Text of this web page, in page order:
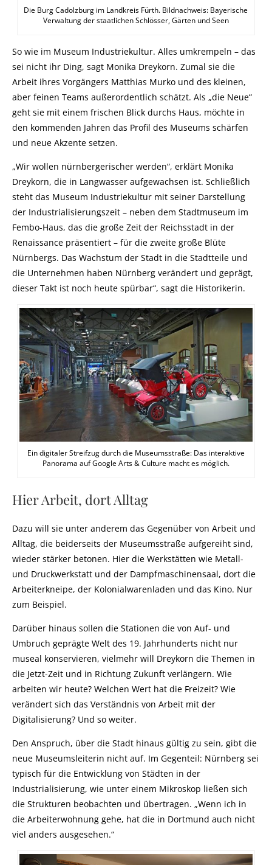
Die Burg Cadolzburg im Landkreis Fürth. Bildnachweis: Bayerische
Verwaltung der staatlichen Schlösser, Gärten und Seen
So wie im Museum Industriekultur. Alles umkrempeln – das
sei nicht ihr Ding, sagt Monika Dreykorn. Zumal sie die
Arbeit ihres Vorgängers Matthias Murko und des kleinen,
aber feinen Teams außerordentlich schätzt. Als „die Neue“
geht sie mit einem frischen Blick durchs Haus, möchte in
den kommenden Jahren das Profil des Museums schärfen
und neue Akzente setzen.
„Wir wollen nürnbergerischer werden“, erklärt Monika
Dreykorn, die in Langwasser aufgewachsen ist. Schließlich
steht das Museum Industriekultur mit seiner Darstellung
der Industrialisierungszeit – neben dem Stadtmuseum im
Fembo-Haus, das die große Zeit der Reichsstadt in der
Renaissance präsentiert – für die zweite große Blüte
Nürnbergs. Das Wachstum der Stadt in die Stadtteile und
die Unternehmen haben Nürnberg verändert und geprägt,
dieser Takt ist noch heute spürbar“, sagt die Historikerin.
Ein digitaler Streifzug durch die Museumsstraße: Das interaktive
Panorama auf Google Arts & Culture macht es möglich.
Hier Arbeit, dort Alltag
Dazu will sie unter anderem das Gegenüber von Arbeit und
Alltag, die beiderseits der Museumsstraße aufgereiht sind,
wieder stärker betonen. Hier die Werkstätten wie Metall-
und Druckwerkstatt und der Dampfmaschinensaal, dort die
Arbeiterkneipe, der Kolonialwarenladen und das Kino. Nur
zum Beispiel.
Darüber hinaus sollen die Stationen die von Auf- und
Umbruch geprägte Welt des 19. Jahrhunderts nicht nur
museal konservieren, vielmehr will Dreykorn die Themen in
die Jetzt-Zeit und in Richtung Zukunft verlängern. Wie
arbeiten wir heute? Welchen Wert hat die Freizeit? Wie
verändert sich das Verständnis von Arbeit mit der
Digitalisierung? Und so weiter.
Den Anspruch, über die Stadt hinaus gültig zu sein, gibt die
neue Museumsleiterin nicht auf. Im Gegenteil: Nürnberg sei
typisch für die Entwicklung von Städten in der
Industrialisierung, wie unter einem Mikroskop ließen sich
die Strukturen beobachten und übertragen. „Wenn ich in
die Arbeiterwohnung gehe, hat die in Dortmund auch nicht
viel anders ausgesehen.“